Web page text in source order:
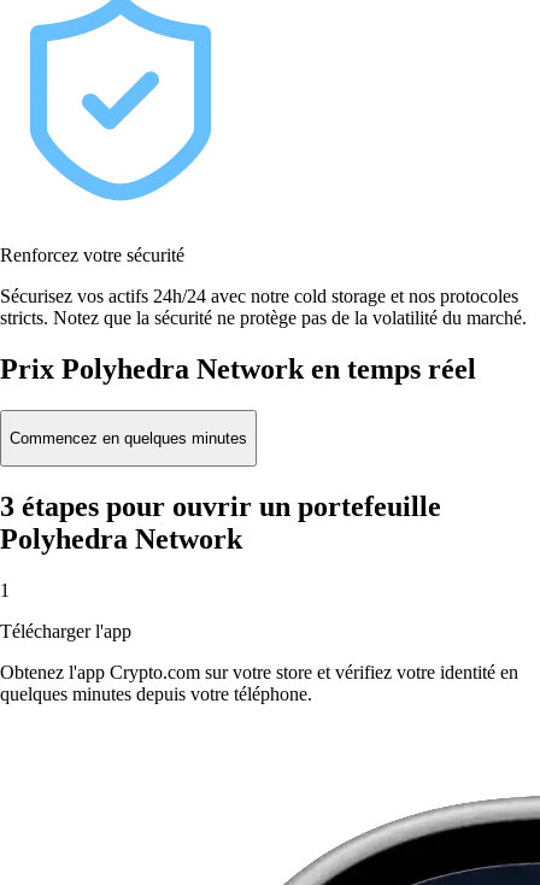
Renforcez votre sécurité
Sécurisez vos actifs 24h/24 avec notre cold storage et nos protocoles
stricts. Notez que la sécurité ne protège pas de la volatilité du marché.
Prix Polyhedra Network en temps réel
Commencez en quelques minutes
3 étapes pour ouvrir un portefeuille
Polyhedra Network
1
Télécharger l'app
Obtenez l'app Crypto.com sur votre store et vérifiez votre identité en
quelques minutes depuis votre téléphone.